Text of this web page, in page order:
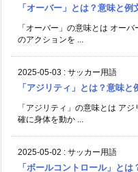
「オーバー」とは？意味と例
「オーバー」の意味とは オー
のアクションを ...
2025-05-03 : サッカー用語
「アジリティ」とは？意味と
「アジリティ」の意味とは ア
確に身体を動か ...
2025-05-02 : サッカー用語
「ボールコントロール」と